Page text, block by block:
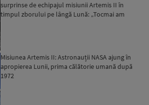
surprinse de echipajul misiunii Artemis II în
timpul zborului pe lângă Lună: „Tocmai am
Misiunea Artemis II: Astronauții NASA ajung în
apropierea Lunii, prima călătorie umană după
1972